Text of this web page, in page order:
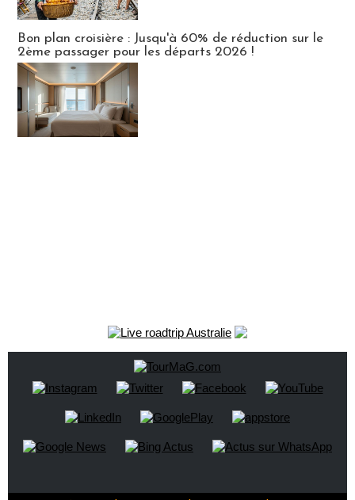
Bon plan croisière : Jusqu'à 60% de réduction sur le
2ème passager pour les départs 2026 !